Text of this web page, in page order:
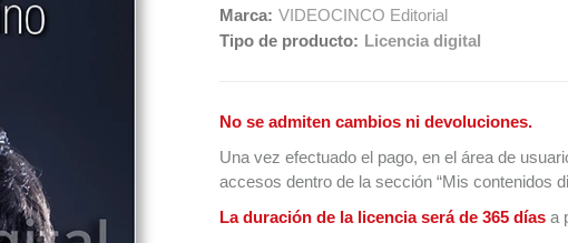
Marca: VIDEOCINCO Editorial
Tipo de producto: Licencia digital
No se admiten cambios ni devoluciones.
Una vez efectuado el pago, en el área de
accesos dentro de la sección “Mis contenidos
La duración de la licencia será de 365 días a